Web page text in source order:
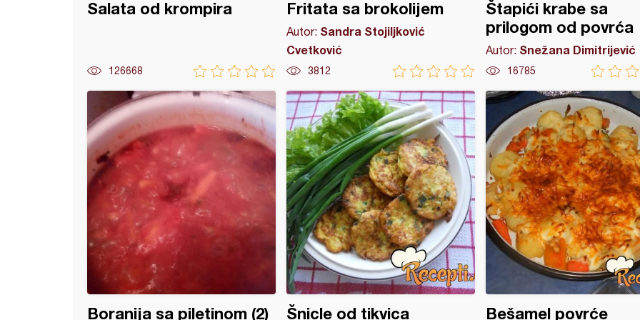
Salata od krompira
126668
Fritata sa brokolijem
Autor: Sandra Stojiljković
Cvetković
3812
Štapići krabe sa
prilogom od povrća
Autor: Snežana Dimitrijević
16785
Boranija sa piletinom (2) Šnicle od tikvica Bešamel povrće